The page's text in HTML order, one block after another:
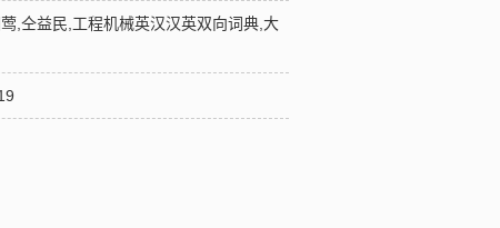
,仝益民,工程机械英汉汉英双向词典,大